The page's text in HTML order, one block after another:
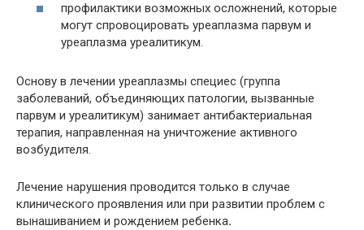
профилактики возможных осложнений, которые
могут спровоцировать уреаплазма парвум и
уреаплазма уреалитикум.
Основу в лечении уреаплазмы специес (группа
заболеваний, объединяющих патологии, вызванные
парвум и уреалитикум) занимает антибактериальная
терапия, направленная на уничтожение активного
возбудителя.
Лечение нарушения проводится только в случае
клинического проявления или при развитии проблем с
вынашиванием и рождением ребенка.